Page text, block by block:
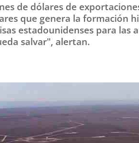
de dólares de
que genera la formación
estadounidenses para las
salvar", alertan.